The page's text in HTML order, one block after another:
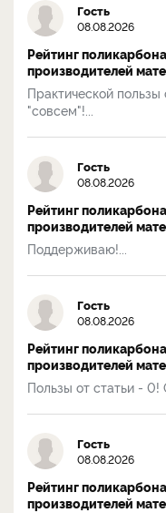
Гость
08.08.2026
Рейтинг
производителей
Практической пользы
"совсем"!...
Гость
08.08.2026
Рейтинг
производителей
Поддерживаю!...
Гость
08.08.2026
Рейтинг
производителей
Пользы от статьи - 0!
Гость
08.08.2026
Рейтинг
производителей